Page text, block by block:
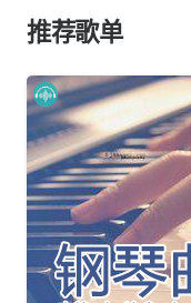
推荐歌单